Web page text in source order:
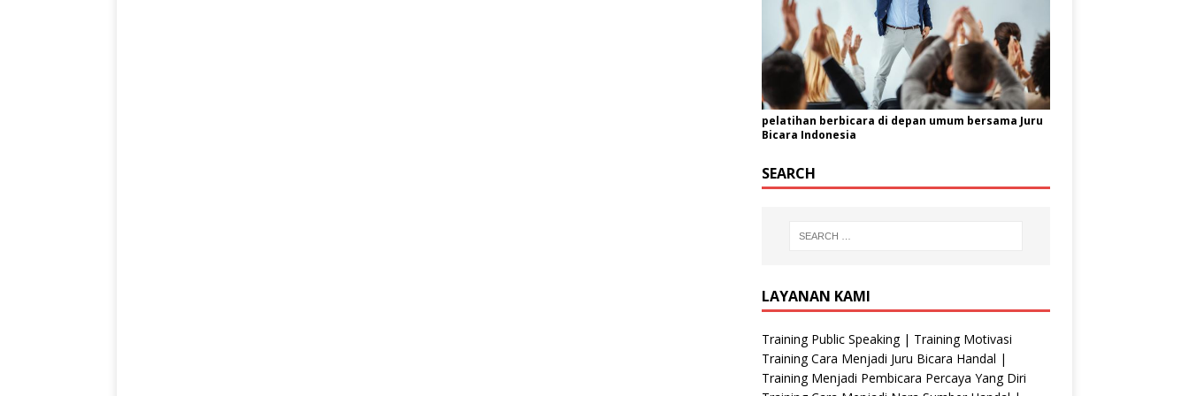
pelatihan berbicara di depan umum bersama Juru
Bicara Indonesia
SEARCH
LAYANAN KAMI
Training Public Speaking | Training Motivasi
Training Cara Menjadi Juru Bicara Handal |
Training Menjadi Pembicara Percaya Yang Diri